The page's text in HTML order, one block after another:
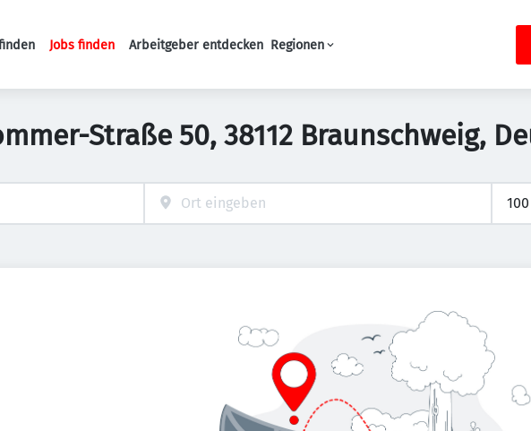
Haupt-Navigation
Jobs finden Arbeitgeber entdecken Regionen
Straße 50, 38112 Braunschweig,